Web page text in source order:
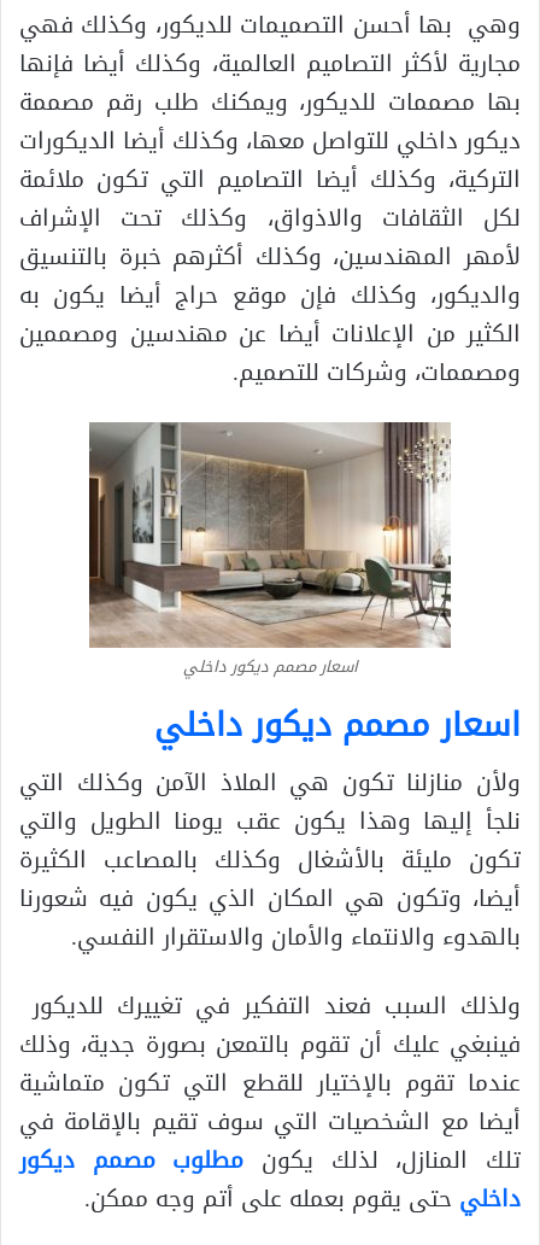
وهي بها أحسن التصميمات للديكور، وكذلك فهي
مجارية لأكثر التصاميم العالمية، وكذلك أيضا فإنها
بها مصممات للديكور، ويمكنك طلب رقم مصممة
ديكور داخلي للتواصل معها، وكذلك أيضا الديكورات
التركية، وكذلك أيضا التصاميم التي تكون ملائمة
لكل الثقافات والاذواق، وكذلك تحت الإشراف
لأمهر المهندسين، وكذلك أكثرهم خبرة بالتنسيق
والديكور، وكذلك فإن موقع حراج أيضا يكون به
الكثير من الإعلانات أيضا عن مهندسين ومصممين
ومصممات، وشركات للتصميم.
اسعار مصمم ديكور داخلي
اسعار مصمم ديكور داخلي
ولأن منازلنا تكون هي الملاذ الآمن وكذلك التي
نلجأ إليها وهذا يكون عقب يومنا الطويل والتي
تكون مليئة بالأشغال وكذلك بالمصاعب الكثيرة
أيضا، وتكون هي المكان الذي يكون فيه شعورنا
بالهدوء والانتماء والأمان والاستقرار النفسي.
ولذلك السبب فعند التفكير في تغييرك للديكور
فينبغي عليك أن تقوم بالتمعن بصورة جدية، وذلك
عندما تقوم بالإختيار للقطع التي تكون متماشية
أيضا مع الشخصيات التي سوف تقيم بالإقامة في
تلك المنازل، لذلك يكون مطلوب مصمم ديكور
داخلي حتى يقوم بعمله على أتم وجه ممكن.